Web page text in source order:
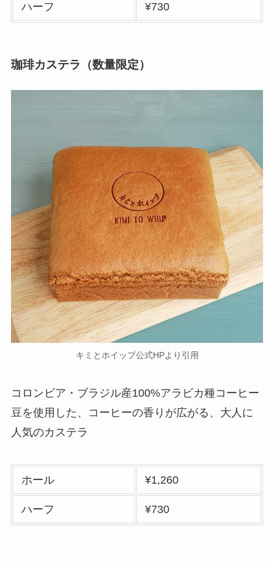
ハーフ ¥730
珈琲カステラ（数量限定）
キミとホイップ公式HPより引用
コロンビア・ブラジル産100%アラビカ種コーヒー
豆を使用した、コーヒーの香りが広がる、大人に
人気のカステラ
ホール ¥1,260
ハーフ ¥730